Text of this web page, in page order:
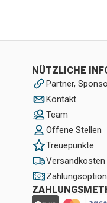
NÜTZLICHE
Partner,
Kontakt
Team
Offene Stellen
Treuepunkte
Versandkosten